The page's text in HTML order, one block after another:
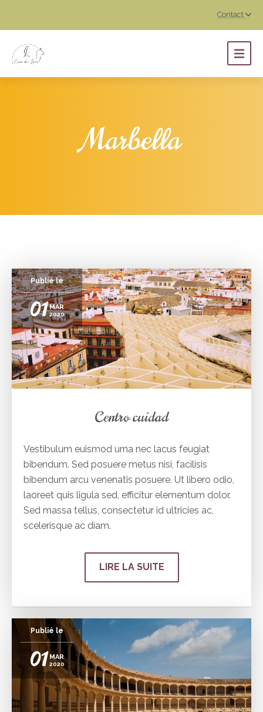
Contact
Marbella
Publié le
01 MAR
2020
Centro cuidad
Vestibulum euismod urna nec lacus feugiat
bibendum. Sed posuere metus nisi, facilisis
bibendum arcu venenatis posuere. Ut libero odio,
laoreet quis ligula sed, efficitur elementum dolor.
Sed massa tellus, consectetur id ultricies ac,
scelerisque ac diam.
LIRE LA SUITE
Publié le
01 MAR
2020